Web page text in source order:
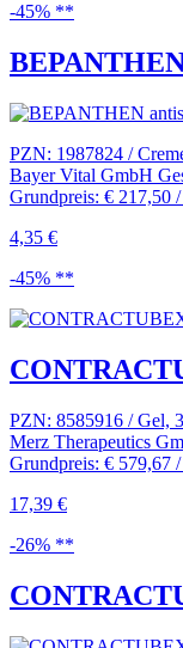
-45% **
PZN: 1987824 /
Bayer Vital GmbH
Grundpreis: € 217,50
4,35 €
-45% **
PZN: 8585916 / Gel,
Merz Therapeutics
Grundpreis: € 579,67
17,39 €
-26% **